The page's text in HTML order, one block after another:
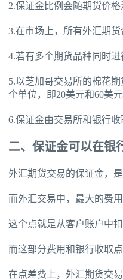
2.保证金比例会随期货价
3.在市场上，所有外汇期
4.若有多个期货品种同时
5.以芝加哥交易所的棉花
个单位，即20美元和60美
6.保证金由交易所和银行收
二、保证金可以在银
外汇期货交易的保证金，
而外汇交易中，最大的费
这个点就是从客户账户中
而这部分费用和银行收取
在点差费上，外汇期货交